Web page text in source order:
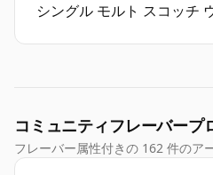
シングル モルト スコッチ
コミュニティフレーバープ
フレーバー属性付きの 162 件のア